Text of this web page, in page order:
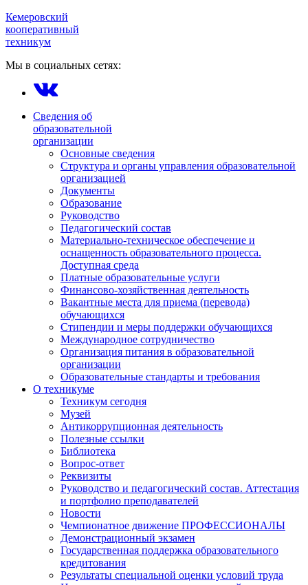
Кемеровский
кооперативный
техникум
Мы в социальных сетях:
Сведения об
образовательной
организации
Основные сведения
Структура и органы управления образовательной
организацией
Документы
Образование
Руководство
Педагогический состав
Материально-техническое обеспечение и
оснащенность образовательного процесса.
Доступная среда
Платные образовательные услуги
Финансово-хозяйственная деятельность
Вакантные места для приема (перевода)
обучающихся
Стипендии и меры поддержки обучающихся
Международное сотрудничество
Организация питания в образовательной
организации
Образовательные стандарты и требования
О техникуме
Техникум сегодня
Музей
Антикоррупционная деятельность
Полезные ссылки
Библиотека
Вопрос-ответ
Реквизиты
Руководство и педагогический состав. Аттестация
и портфолио преподавателей
Новости
Чемпионатное движение ПРОФЕССИОНАЛЫ
Демонстрационный экзамен
Государственная поддержка образовательного
кредитования
Результаты специальной оценки условий труда